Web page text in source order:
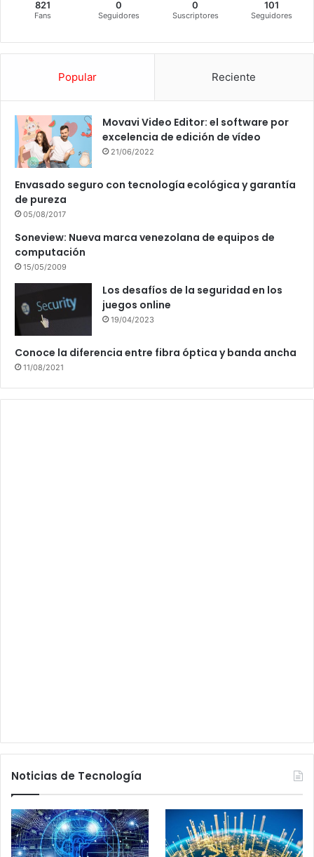
821
Fans
0
Seguidores
0
Suscriptores
101
Seguidores
Popular Reciente
Movavi Video Editor: el software por
excelencia de edición de vídeo
21/06/2022
Envasado seguro con tecnología ecológica y garantía
de pureza
05/08/2017
Soneview: Nueva marca venezolana de equipos de
computación
15/05/2009
Los desafíos de la seguridad en los
juegos online
19/04/2023
Conoce la diferencia entre fibra óptica y banda ancha
11/08/2021
Noticias de Tecnología